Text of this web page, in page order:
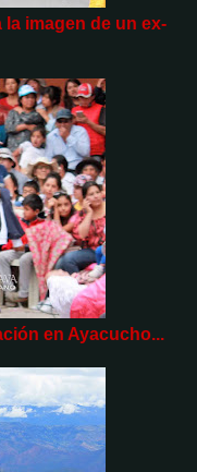
imagen de un ex-
en Ayacucho...